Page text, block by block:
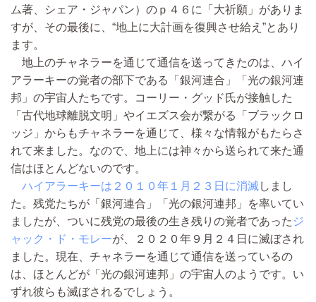
ム著、シェア・ジャパン）のｐ４６に「大祈願」がありま
すが、その最後に、“地上に大計画を復興させ給え”とあり
ます。
地上のチャネラーを通じて通信を送ってきたのは、ハイ
アラーキーの覚者の部下である「銀河連合」「光の銀河連
邦」の宇宙人たちです。コーリー・グッド氏が接触した
「古代地球離脱文明」やイエズス会が繋がる「ブラックロ
ッジ」からもチャネラーを通じて、様々な情報がもたらさ
れて来ました。なので、地上には神々から送られて来た通
信はほとんどないのです。
ハイアラーキーは２０１０年１月２３日に消滅 しまし
た。残党たちが「銀河連合」「光の銀河連邦」を率いてい
ましたが、ついに残党の最後の生き残りの覚者であった ジ
ャック・ド・モレーが、２０２０年９月２４日に滅ぼされ
ました。現在、チャネラーを通じて通信を送っているの
は、ほとんどが「光の銀河連邦」の宇宙人のようです。い
ずれ彼らも滅ぼされるでしょう。